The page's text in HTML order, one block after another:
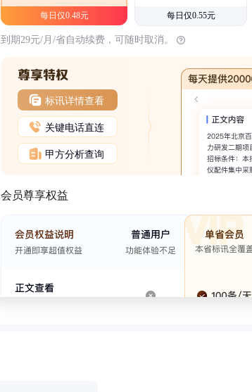
每日仅0.48元 每日仅0.55元
到期29元/月/省自动续费，可随时取消。
标讯详情查看
关键电话直连
甲方分析查询
会员尊享权益